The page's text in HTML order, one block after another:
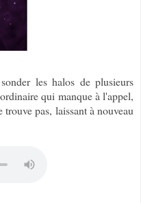
les halos de plusieurs
qui manque à l'appel,
pas, laissant à nouveau